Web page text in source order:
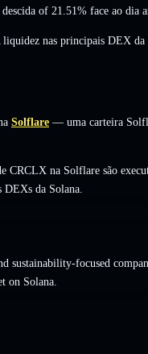
descida of 21.51% face ao dia
liquidez nas principais DEX
Solflare — uma carteira
CRCLX na Solflare são
da Solana.
sustainability-focused
on Solana.